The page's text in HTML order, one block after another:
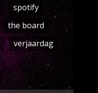
spotify
the board
verjaardag